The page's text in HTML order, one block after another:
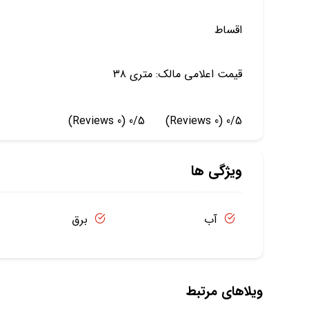
اقساط
قیمت اعلامی مالک: متری ۳۸
0/5
(0 Reviews)
0/5
(0 Reviews)
ویژگی ها
آب برق
ویلاهای مرتبط